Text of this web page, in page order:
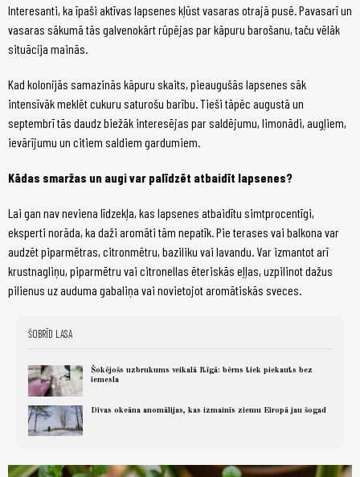
Interesanti, ka īpaši aktīvas lapsenes kļūst vasaras otrajā pusē. Pavasarī un
vasaras sākumā tās galvenokārt rūpējas par kāpuru barošanu, taču vēlāk
situācija mainās.
Kad kolonijās samazinās kāpuru skaits, pieaugušās lapsenes sāk
intensīvāk meklēt cukuru saturošu barību. Tieši tāpēc augustā un
septembrī tās daudz biežāk interesējas par saldējumu, limonādi, augļiem,
ievārījumu un citiem saldiem gardumiem.
Kādas smaržas un augi var palīdzēt atbaidīt lapsenes?
Lai gan nav neviena līdzekļa, kas lapsenes atbaidītu simtprocentīgi,
eksperti norāda, ka daži aromāti tām nepatīk. Pie terases vai balkona var
audzēt piparmētras, citronmētru, baziliku vai lavandu. Var izmantot arī
krustnagliņu, piparmētru vai citronellas ēteriskās eļļas, uzpilinot dažus
pilienus uz auduma gabaliņa vai novietojot aromātiskās sveces.
ŠOBRĪD LASA
Šokējošs uzbrukums veikalā Rīgā: bērns tiek piekauts bez
iemesla
Divas okeāna anomālijas, kas izmainīs ziemu Eiropā jau šogad